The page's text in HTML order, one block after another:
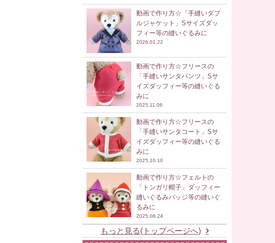
動画で作り方☆「手縫いダブ
ルジャケット」Sサイズダッ
フィー等の縫いぐるみに
2026.01.22
動画で作り方☆フリースの
「手縫いサンタパンツ」Sサ
イズダッフィー等の縫いぐる
みに
2025.11.06
動画で作り方☆フリースの
「手縫いサンタコート」Sサ
イズダッフィー等の縫いぐる
みに
2025.10.10
動画で作り方☆フェルトの
「トンガリ帽子」ダッフィー
縫いぐるみバッジ等の縫いぐ
るみに
2025.08.24
もっと見る(トップページへ)